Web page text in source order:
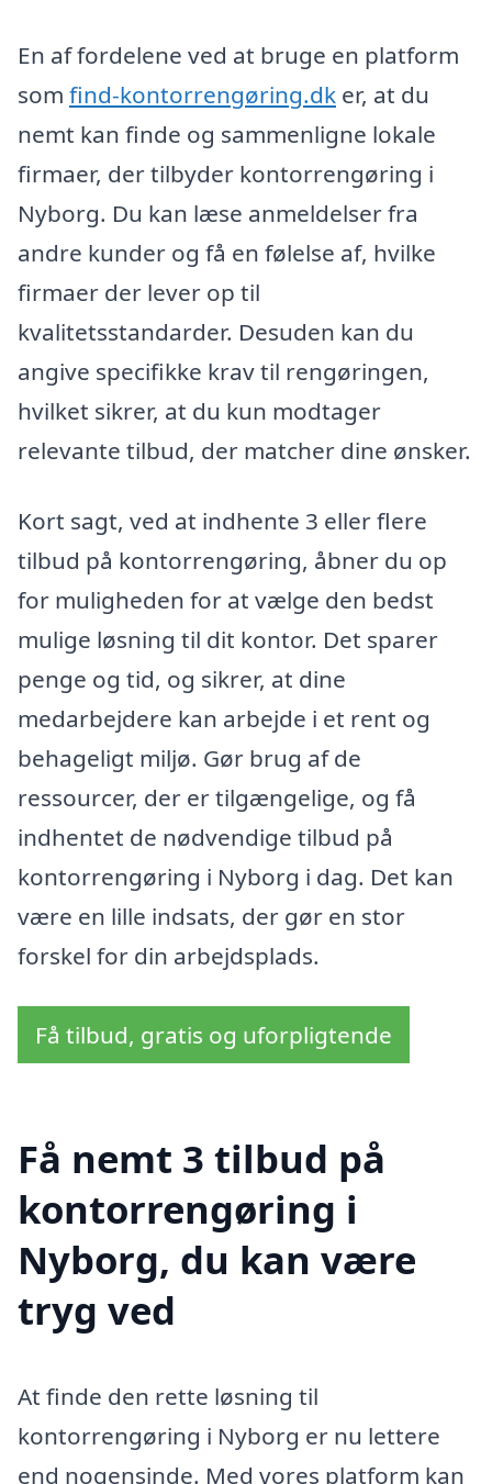
En af fordelene ved at bruge en platform
som find-kontorrengøring.dk er, at du
nemt kan finde og sammenligne lokale
firmaer, der tilbyder kontorrengøring i
Nyborg. Du kan læse anmeldelser fra
andre kunder og få en følelse af, hvilke
firmaer der lever op til
kvalitetsstandarder. Desuden kan du
angive specifikke krav til rengøringen,
hvilket sikrer, at du kun modtager
relevante tilbud, der matcher dine ønsker.
Kort sagt, ved at indhente 3 eller flere
tilbud på kontorrengøring, åbner du op
for muligheden for at vælge den bedst
mulige løsning til dit kontor. Det sparer
penge og tid, og sikrer, at dine
medarbejdere kan arbejde i et rent og
behageligt miljø. Gør brug af de
ressourcer, der er tilgængelige, og få
indhentet de nødvendige tilbud på
kontorrengøring i Nyborg i dag. Det kan
være en lille indsats, der gør en stor
forskel for din arbejdsplads.
Få tilbud, gratis og uforpligtende
Få nemt 3 tilbud på
kontorrengøring i
Nyborg, du kan være
tryg ved
At finde den rette løsning til
kontorrengøring i Nyborg er nu lettere
end nogensinde. Med vores platform kan